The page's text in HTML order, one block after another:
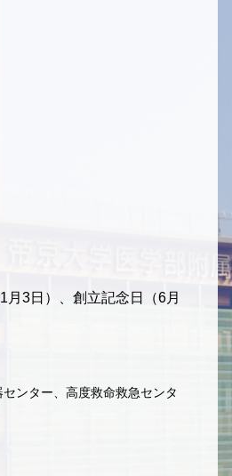
月3日）、創立記念日（6月
ンター、高度救命救急センタ